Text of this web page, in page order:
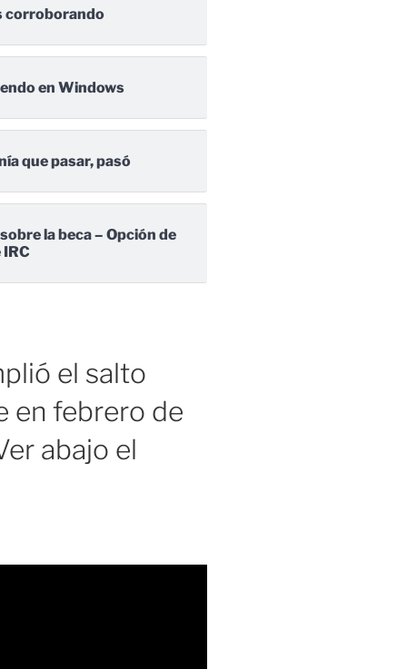
corroborando
en Windows
que pasar, pasó
la beca – Opción de
el salto
en febrero de
abajo el